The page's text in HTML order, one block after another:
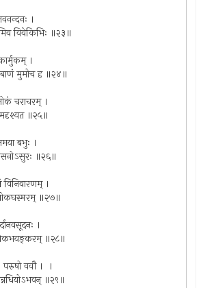
।
विवेकिभिः ॥२३॥
।
बाणं मुमोच ह ॥२४॥
चराचरम् ।
॥२५॥
बभुः ।
॥२६॥
विनिवारणम् ।
लोकघस्मरम् ॥२७॥
।
॥२८॥
परुषो ववौ । ।
॥२९॥